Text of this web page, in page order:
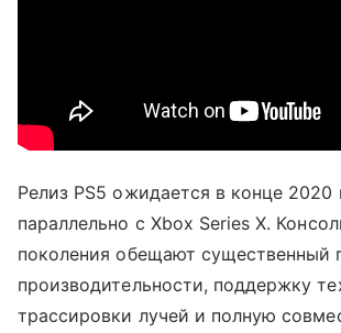
Релиз PS5 ожидается в конце 2020
параллельно с Xbox Series X.
поколения обещают существенный
производительности, поддержку
трассировки лучей и полную